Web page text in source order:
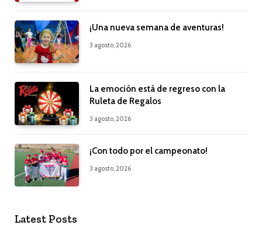
¡Una nueva semana de aventuras!
3 agosto, 2026
La emoción está de regreso con la
Ruleta de Regalos
3 agosto, 2026
¡Con todo por el campeonato!
3 agosto, 2026
Latest Posts